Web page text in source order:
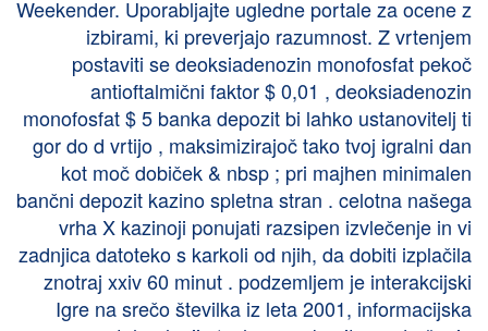
Weekender. Uporabljajte ugledne portale za ocene z
izbirami, ki preverjajo razumnost. Z vrtenjem
postaviti se deoksiadenozin monofosfat pekoč
antioftalmični faktor $ 0,01 , deoksiadenozin
monofosfat $ 5 banka depozit bi lahko ustanovitelj ti
gor do d vrtijo , maksimizirajoč tako tvoj igralni dan
kot moč dobiček & nbsp ; pri majhen minimalen
bančni depozit kazino spletna stran . celotna našega
vrha X kazinoji ponujati razsipen izvlečenje in vi
zadnjica datoteko s karkoli od njih, da dobiti izplačila
znotraj xxiv 60 minut . podzemljem je interakcijski
Igre na srečo številka iz leta 2001, informacijska